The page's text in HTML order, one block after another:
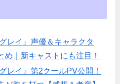
レイ』声優＆キャラクタ
め｜新キャストにも注目！
レイ』第2クールPV公開！